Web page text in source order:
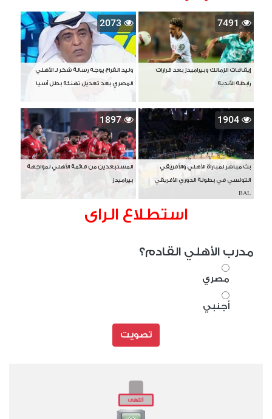
7491
إيقافات الزمالك وبيراميدز بعد قرارات
رابطة الأندية
2073
وليد الفراج يوجه رسالة شكر لـ الأهلي
المصري بعد تعديل تهنئة بطل آسيا
1904
بث مباشر لمباراة الأهلي والأفريقي
التونسي في بطولة الدوري الأفريقي
BAL
1897
المستبعدين من قائمة الأهلي لمواجهة
بيراميدز
استطلاع الراى
مدرب الأهلي القادم؟
مصري
أجنبي
تصويت